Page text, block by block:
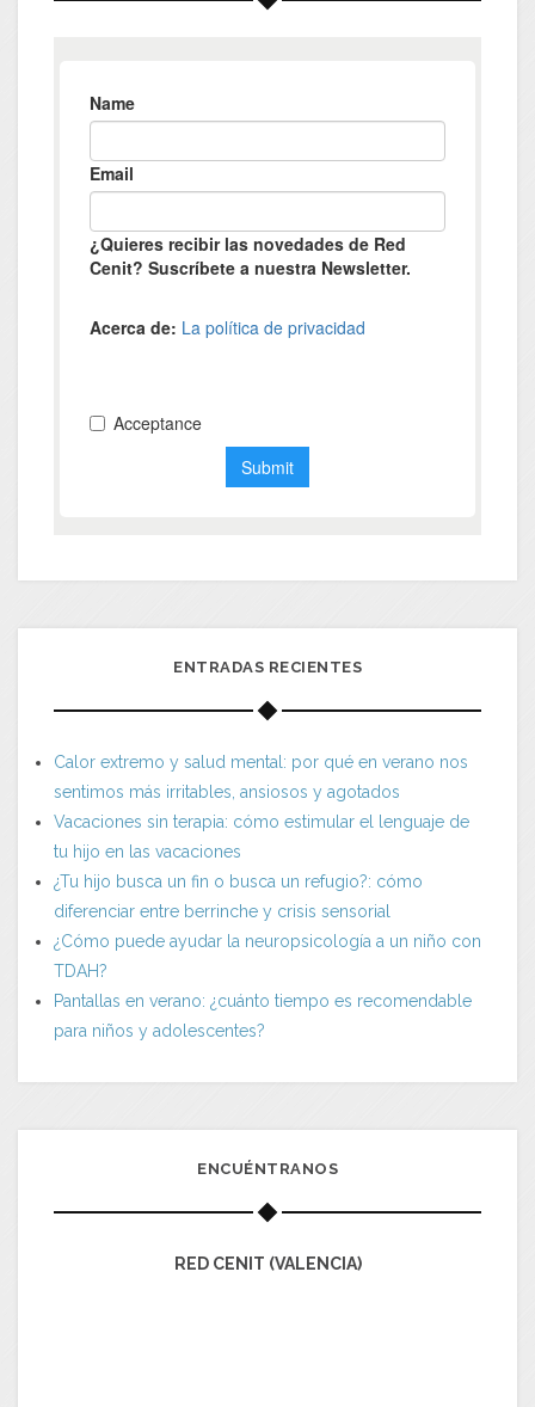
ENTRADAS RECIENTES
Calor extremo y salud mental: por qué en verano nos
sentimos más irritables, ansiosos y agotados
Vacaciones sin terapia: cómo estimular el lenguaje de
tu hijo en las vacaciones
¿Tu hijo busca un fin o busca un refugio?: cómo
diferenciar entre berrinche y crisis sensorial
¿Cómo puede ayudar la neuropsicología a un niño con
TDAH?
Pantallas en verano: ¿cuánto tiempo es recomendable
para niños y adolescentes?
ENCUÉNTRANOS
RED CENIT (VALENCIA)